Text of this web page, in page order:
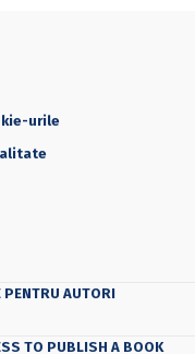
urile
PENTRU AUTORI
TO PUBLISH A BOOK